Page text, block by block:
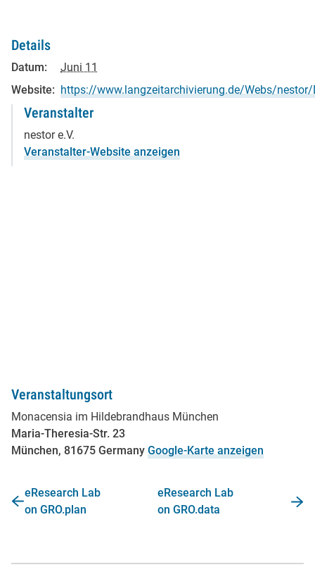
Details
Datum:
Juni 11
Website: https://www.langzeitarchivierung.de/Webs/
Veranstalter
nestor e.V.
Veranstalter-Website anzeigen
Veranstaltungsort
Monacensia im Hildebrandhaus München
Maria-Theresia-Str. 23
München, 81675 Germany Google-Karte anzeigen
eResearch Lab
on GRO.plan
eResearch Lab
on GRO.data